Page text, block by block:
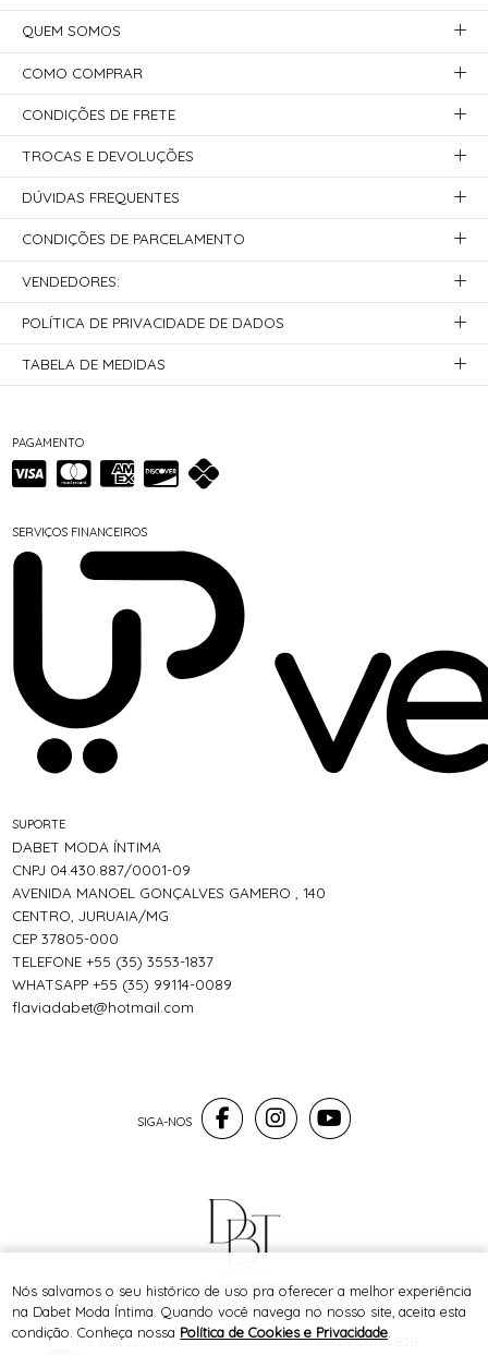
PAGAMENTO
SERVIÇOS FINANCEIROS
SITE 100% SEGURO PLATAFORMA B2B
SUPORTE
DABET MODA ÍNTIMA
CNPJ 04.430.887/0001-09
AVENIDA MANOEL GONÇALVES GAMERO , 140
CENTRO, JURUAIA/MG
CEP 37805-000
TELEFONE +55 (35) 3553-1837
WHATSAPP +55 (35) 99114-0089
flaviadabet@hotmail.com
QUEM SOMOS
COMO COMPRAR
CONDIÇÕES DE FRETE
TROCAS E DEVOLUÇÕES
DÚVIDAS FREQUENTES
CONDIÇÕES DE PARCELAMENTO
VENDEDORES:
POLÍTICA DE PRIVACIDADE DE DADOS
TABELA DE MEDIDAS
® TODOS DIREITOS RESERVADOS
Nós salvamos o seu histórico de uso pra oferecer a melhor experiência
na Dabet Moda Íntima. Quando você navega no nosso site, aceita esta
condição. Conheça nossa Política de Cookies e Privacidade